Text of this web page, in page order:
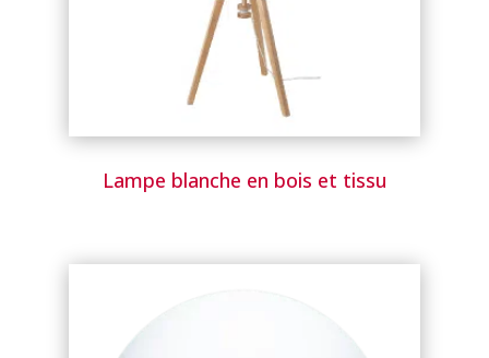
Lampe blanche en bois et tissu